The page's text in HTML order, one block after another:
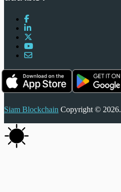
Siam Blockchain Copyright © 2026.